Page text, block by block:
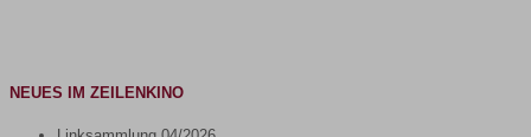
NEUES IM ZEILENKINO